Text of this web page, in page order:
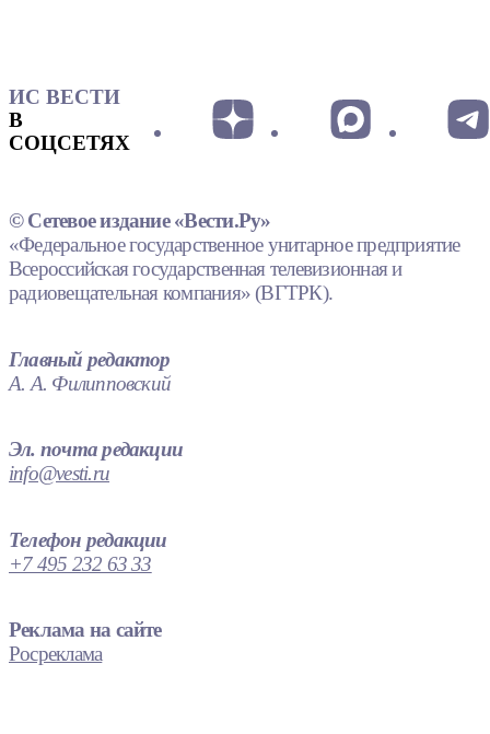
ИС ВЕСТИ
В
СОЦСЕТЯХ
© Сетевое издание «Вести.Ру»
«Федеральное государственное унитарное предприятие
Всероссийская государственная телевизионная и
радиовещательная компания» (ВГТРК).
Главный редактор
А. А. Филипповский
Эл. почта редакции
info@vesti.ru
Телефон редакции
+7 495 232 63 33
Реклама на сайте
Росреклама